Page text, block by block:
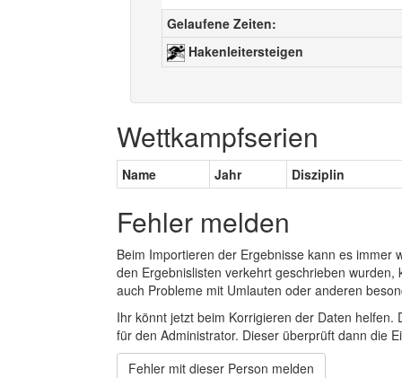
Gelaufene Zeiten:
Hakenleitersteigen
Wettkampfserien
Name Jahr Disziplin
Fehler melden
Beim Importieren der Ergebnisse kann es
den Ergebnislisten verkehrt geschrieben
auch Probleme mit Umlauten oder anderen
Ihr könnt jetzt beim Korrigieren der Daten
für den Administrator. Dieser überprüft dann die
Fehler mit dieser Person melden